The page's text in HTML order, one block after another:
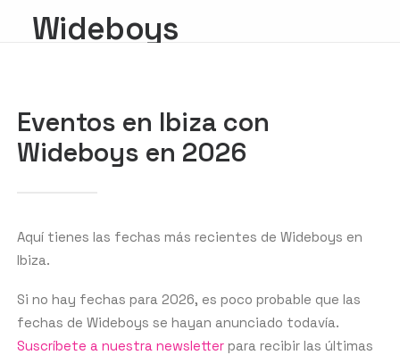
GET THE APP
Wideboys
Eventos en Ibiza con
Wideboys en 2026
Aquí tienes las fechas más recientes de Wideboys en
Ibiza.
Si no hay fechas para 2026, es poco probable que las
fechas de Wideboys se hayan anunciado todavía.
Suscríbete a nuestra newsletter para recibir las últimas